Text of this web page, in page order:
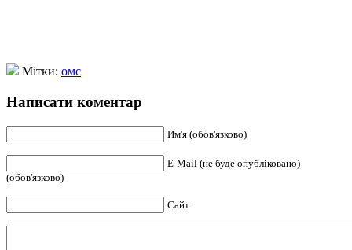
Мітки: омс
Написати коментар
Им'я (обов'язково)
E-Mail (не буде опубліковано)
(обов'язково)
Сайт